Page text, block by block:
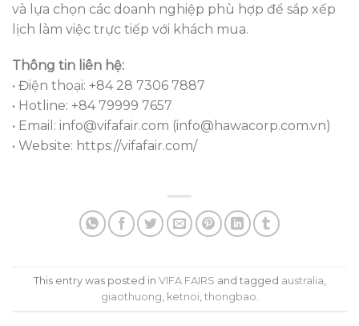
và lựa chọn các doanh nghiệp phù hợp để sắp xếp
lịch làm việc trực tiếp với khách mua.
Thông tin liên hệ:
• Điện thoại: +84 28 7306 7887
• Hotline: +84 79999 7657
• Email: info@vifafair.com (info@hawacorp.com.vn)
• Website: https://vifafair.com/
This entry was posted in VIFA FAIRS and tagged australia
giaothuong ketnoi thongbao